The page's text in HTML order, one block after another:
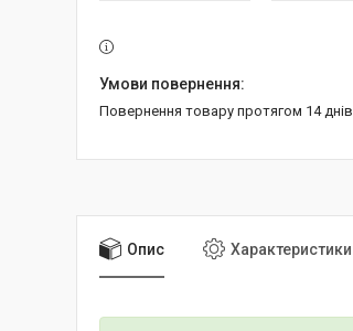
повернення товару протягом 14 днів
Опис Характеристики